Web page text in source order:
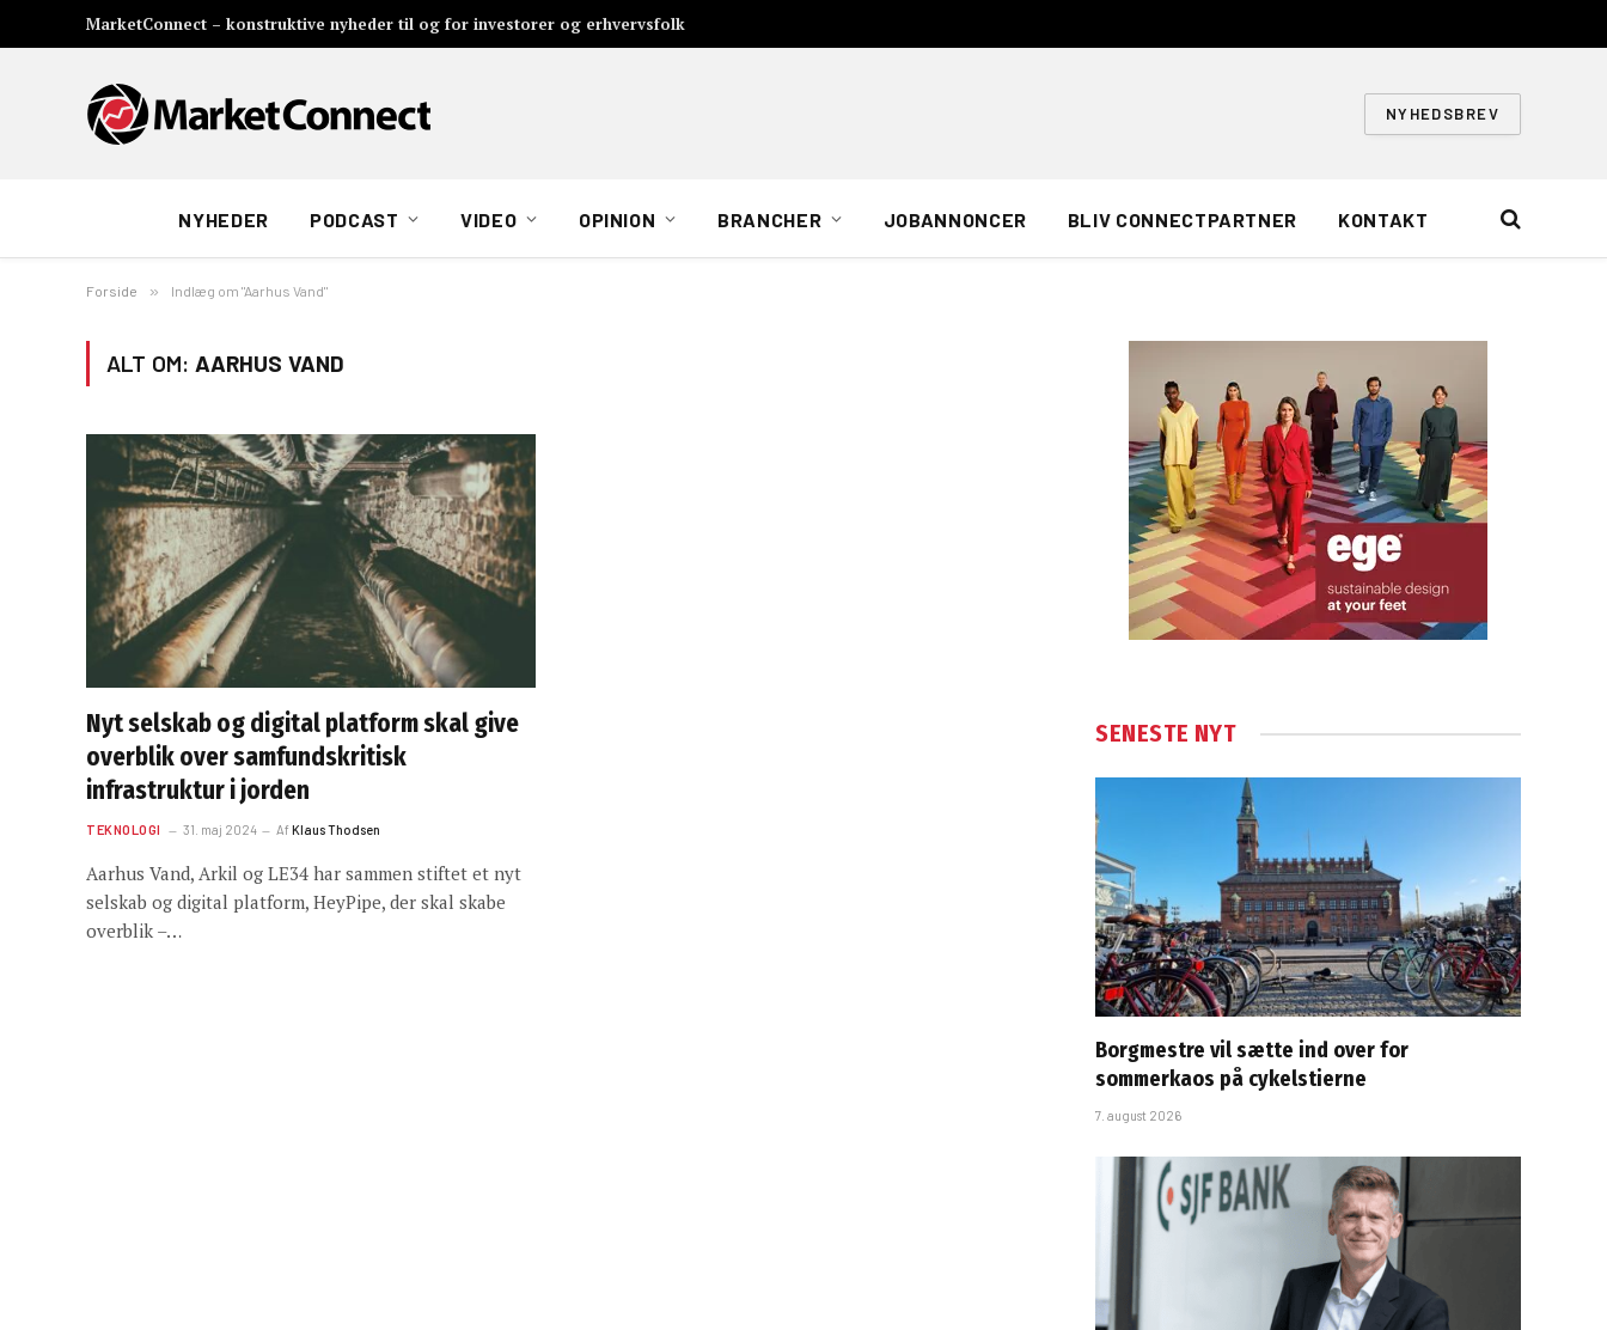
MarketConnect – konstruktive nyheder til og for investorer og erhvervsfolk
NYHEDSBREV
NYHEDER PODCAST VIDEO OPINION BRANCHER JOBANNONCER BLIV CONNECTPARTNER KONTAKT
Forside » Indlæg om "Aarhus Vand"
ALT OM: AARHUS VAND
Nyt selskab og digital platform skal give
overblik over samfundskritisk
infrastruktur i jorden
TEKNOLOGI 31. maj 2024 AfKlaus Thodsen
Aarhus Vand, Arkil og LE34 har sammen stiftet et nyt
selskab og digital platform, HeyPipe, der skal skabe
overblik –…
SENESTE NYT
Borgmestre vil sætte ind over for
sommerkaos på cykelstierne
7. august 2026